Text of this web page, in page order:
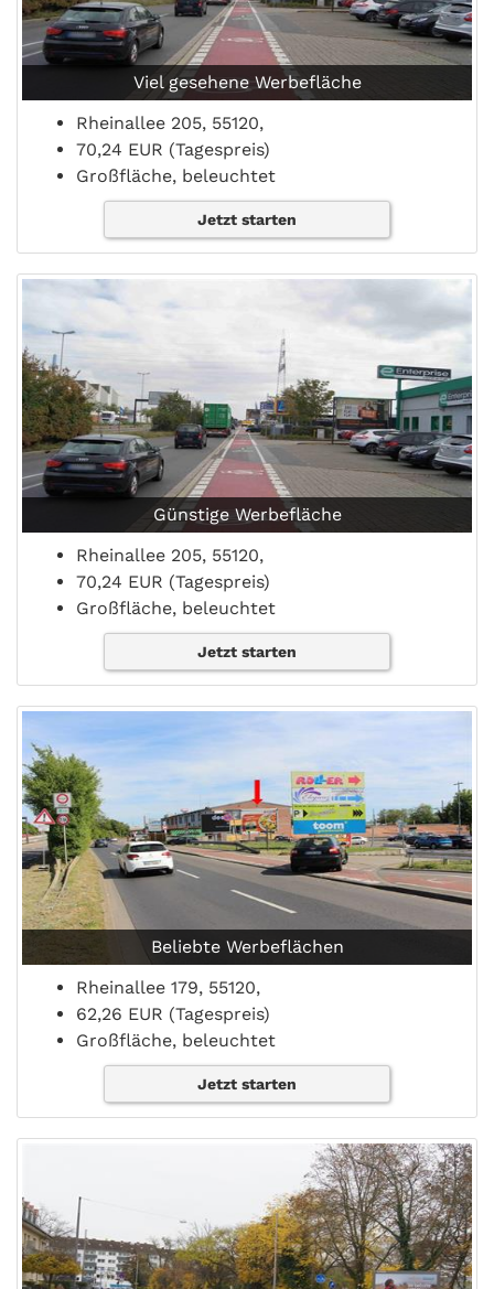
Viel gesehene Werbefläche
Rheinallee 205, 55120,
70,24 EUR (Tagespreis)
Großfläche, beleuchtet
Jetzt starten
Günstige Werbefläche
Rheinallee 205, 55120,
70,24 EUR (Tagespreis)
Großfläche, beleuchtet
Jetzt starten
Beliebte Werbeflächen
Rheinallee 179, 55120,
62,26 EUR (Tagespreis)
Großfläche, beleuchtet
Jetzt starten